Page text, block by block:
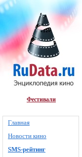
Фестивали
Главная
Новости кино
SMS-рейтинг